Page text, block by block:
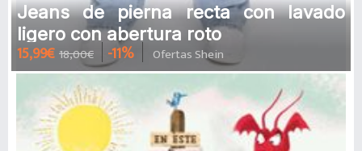
Jeans de pierna recta con lavado
ligero con abertura roto
15,99€ 18,00€ -11% Ofertas Shein